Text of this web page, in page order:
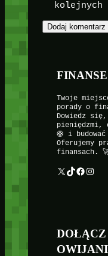
kolejnych
Twoje
porady o
Dowiedz
pieniędzmi,
🛟 i
Oferujemy
finansach.
X TikTok Facebook Instagram
DOŁĄCZ